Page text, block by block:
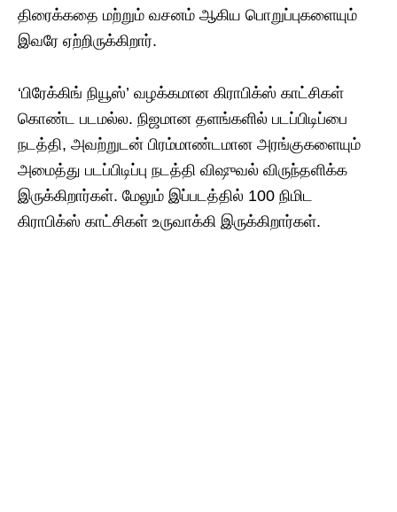
திரைக்கதை மற்றும் வசனம் ஆகிய பொறுப்புகளையும்
இவரே ஏற்றிருக்கிறார்.
‘பிரேக்கிங் நியூஸ்’ வழக்கமான கிராபிக்ஸ் காட்சிகள்
கொண்ட படமல்ல. நிஜமான தளங்களில் படப்பிடிப்பை
நடத்தி, அவற்றுடன் பிரம்மாண்டமான அரங்குகளையும்
அமைத்து படப்பிடிப்பு நடத்தி விஷுவல் விருந்தளிக்க
இருக்கிறார்கள். மேலும் இப்படத்தில் 100 நிமிட
கிராபிக்ஸ் காட்சிகள் உருவாக்கி இருக்கிறார்கள்.